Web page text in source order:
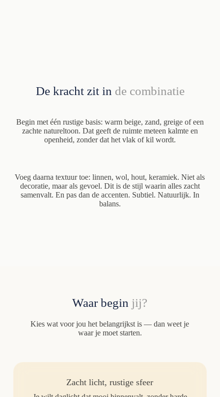
De kracht zit in de combinatie
Begin met één rustige basis: warm beige, zand, greige of een
zachte natureltoon. Dat geeft de ruimte meteen kalmte en
openheid, zonder dat het vlak of kil wordt.
Voeg daarna textuur toe: linnen, wol, hout, keramiek. Niet als
decoratie, maar als gevoel. Dit is de stijl waarin alles zacht
samenvalt. En pas dan de accenten. Subtiel. Natuurlijk. In
balans.
Waar begin jij?
Kies wat voor jou het belangrijkst is — dan weet je
waar je moet starten.
Zacht licht, rustige sfeer